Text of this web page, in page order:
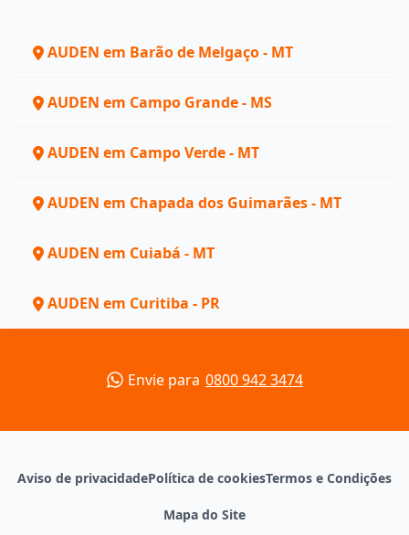
AUDEN em Barão de Melgaço - MT
AUDEN em Campo Grande - MS
AUDEN em Campo Verde - MT
AUDEN em Chapada dos Guimarães - MT
AUDEN em Cuiabá - MT
AUDEN em Curitiba - PR
Envie para 0800 942 3474
Aviso de privacidadePolítica de cookiesTermos e Condições
Mapa do Site